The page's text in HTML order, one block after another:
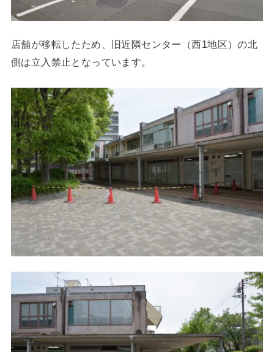
店舗が移転したため、旧近隣センター（西1地区）の北
側は立入禁止となっています。